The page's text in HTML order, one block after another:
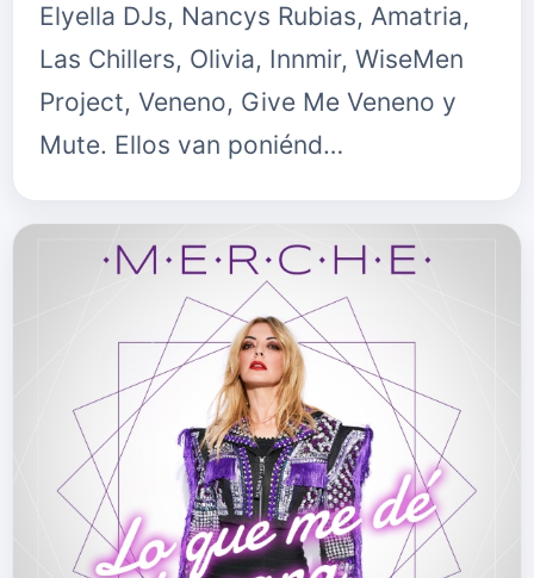
Elyella DJs, Nancys Rubias, Amatria,
Las Chillers, Olivia, Innmir, WiseMen
Project, Veneno, Give Me Veneno y
Mute. Ellos van poniénd…